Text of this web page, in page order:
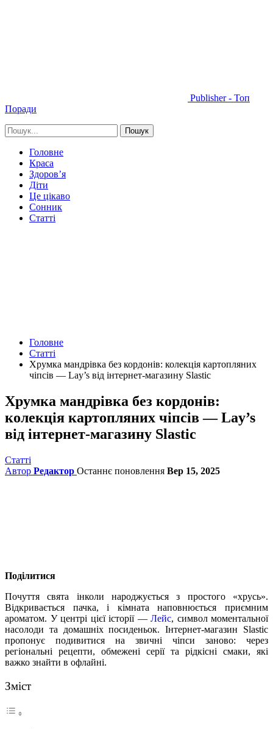
Publisher - Топ
Поради
Головне
Краса
Здоров’я
Діти
Це цікаво
Сонник
Статті
Головне
Статті
Хрумка мандрівка без кордонів: колекція картопляних
чіпсів — Lay’s від інтернет-магазину Slastic
Хрумка мандрівка без кордонів:
колекція картопляних чіпсів — Lay’s
від інтернет-магазину Slastic
Статті
Автор Редактор Останнє поновлення Вер 15, 2025
Поділитися
Почуття свята інколи народжується з простого «хрусь».
Відкривається пачка, і кімната наповнюється приємним
ароматом. У центрі цієї історії — Лейс, символ моментальної
насолоди та домашніх посиденьок. Інтернет-магазин Slastic
пропонує подивитися на звичні чіпси заново: через
регіональні рецепти, обмежені серії та рідкісні смаки, які
важко знайти в офлайні.
Зміст